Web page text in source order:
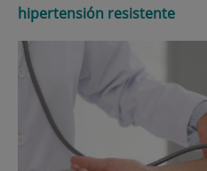
hipertensión resistente